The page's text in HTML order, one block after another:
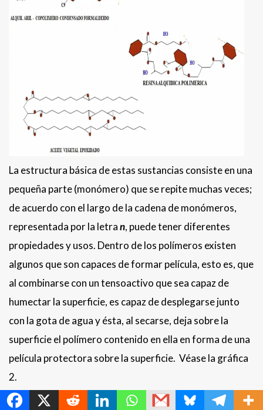
La estructura básica de estas sustancias consiste en una
pequeña parte (monómero) que se repite muchas veces;
de acuerdo con el largo de la cadena de monómeros,
representada por la letran, puede tener diferentes
propiedades y usos. Dentro de los polímeros existen
algunos que son capaces de formar película, esto es, que
al combinarse con un tensoactivo que sea capaz de
humectar la superficie, es capaz de desplegarse junto
con la gota de agua y ésta, al secarse, deja sobre la
superficie el polímero contenido en ella en forma de una
película protectora sobre la superficie. Véase la gráfica
2.